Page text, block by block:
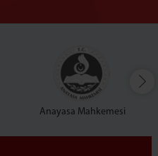
Anayasa Mahkemesi